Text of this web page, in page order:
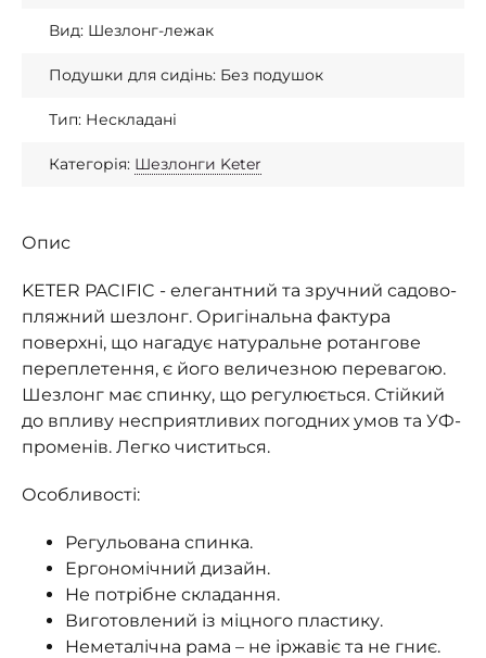
Вид: Шезлонг-лежак
Подушки для сидінь: Без подушок
Тип: Нескладані
Категорія: Шезлонги Keter
Опис
KETER PACIFIC - елегантний та зручний садово-
пляжний шезлонг. Оригінальна фактура
поверхні, що нагадує натуральне ротангове
переплетення, є його величезною перевагою.
Шезлонг має спинку, що регулюється. Стійкий
до впливу несприятливих погодних умов та УФ-
променів. Легко чиститься.
Особливості:
Регульована спинка.
Ергономічний дизайн.
Не потрібне складання.
Виготовлений із міцного пластику.
Неметалічна рама – не іржавіє та не гниє.